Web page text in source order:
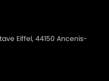
Eiffel, 44150 Ancenis-